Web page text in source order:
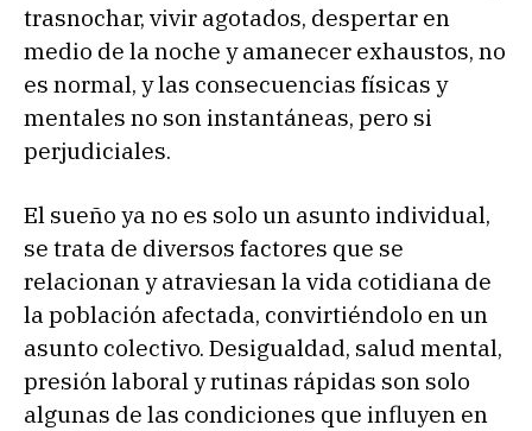
trasnochar, vivir agotados, despertar en
medio de la noche y amanecer exhaustos, no
es normal, y las consecuencias físicas y
mentales no son instantáneas, pero si
perjudiciales.
El sueño ya no es solo un asunto individual,
se trata de diversos factores que se
relacionan y atraviesan la vida cotidiana de
la población afectada, convirtiéndolo en un
asunto colectivo. Desigualdad, salud mental,
presión laboral y rutinas rápidas son solo
algunas de las condiciones que influyen en